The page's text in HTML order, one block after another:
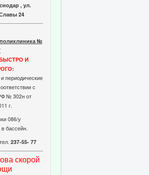
, ул.
24
№
И
:
периодические
с
№ 302н от
г.
086/у
бассейн.
237-55- 77
скорой